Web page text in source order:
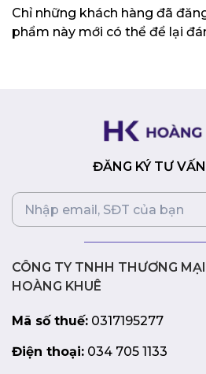
trong quá trình sử dụng lâu dài.
KẾT NỐI ĐA DẠNG
còn hỗ trợ Power Delivery lên
nhanh các thiết bị tương thích.
Dell UltraSharp U2424H là sự
những ai đang tìm kiếm một
thiết kế đẹp, hình ảnh sắc nét,
kết nối linh hoạt.
Chỉ những khách hàng đã
phẩm này mới có thể để lại
ĐĂNG KÝ TƯ
CÔNG TY TNHH THƯƠNG
HOÀNG KHUÊ
Mã số thuế: 0317195277
Điện thoại: 034 705 1133